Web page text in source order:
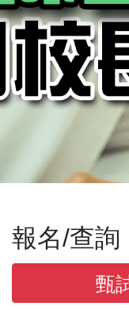
報名/查詢
甄